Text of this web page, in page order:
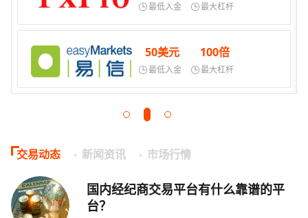
最低入金 最大杠杆
50美元
最低入金
100倍
最大杠杆
交易动态 新闻资讯 市场行情
国内经纪商交易平台有什么靠谱的平
台？